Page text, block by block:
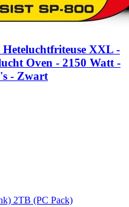
XXL -
Oven - 2150 Watt -
- Zwart
2TB (PC Pack)